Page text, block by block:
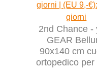
giorni | (EU 9,-
giorni
2nd Chance -
GEAR
90x140 cm
ortopedico per